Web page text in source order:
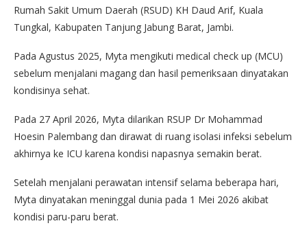
Rumah Sakit Umum Daerah (RSUD) KH Daud Arif, Kuala
Tungkal, Kabupaten Tanjung Jabung Barat, Jambi.
Pada Agustus 2025, Myta mengikuti medical check up (MCU)
sebelum menjalani magang dan hasil pemeriksaan dinyatakan
kondisinya sehat.
Pada 27 April 2026, Myta dilarikan RSUP Dr Mohammad
Hoesin Palembang dan dirawat di ruang isolasi infeksi sebelum
akhirnya ke ICU karena kondisi napasnya semakin berat.
Setelah menjalani perawatan intensif selama beberapa hari,
Myta dinyatakan meninggal dunia pada 1 Mei 2026 akibat
kondisi paru-paru berat.